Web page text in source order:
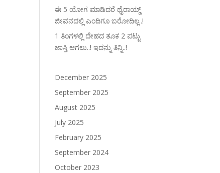
ಈ 5 ಯೋಗ ಮಾಡಿದರೆ ಥೈರಾಯ್ಡ್‌
ಜೀವನದಲ್ಲಿ ಎಂದಿಗೂ ಬರೋದಿಲ್ಲ..!
1 ತಿಂಗಳಲ್ಲಿ ದೇಹದ ತೂಕ 2 ಪಟ್ಟು
ಜಾಸ್ತಿ ಆಗಲು..! ಇದನ್ನು ತಿನ್ನಿ..!
December 2025
September 2025
August 2025
July 2025
February 2025
September 2024
October 2023